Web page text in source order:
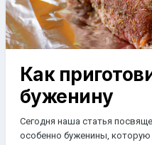
Как
буженину
Сегодня наша статья
особенно буженины,